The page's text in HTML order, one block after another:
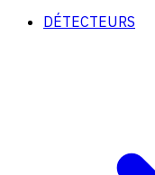
DÉTECTEURS